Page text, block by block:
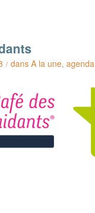
/ dansA la une,agenda